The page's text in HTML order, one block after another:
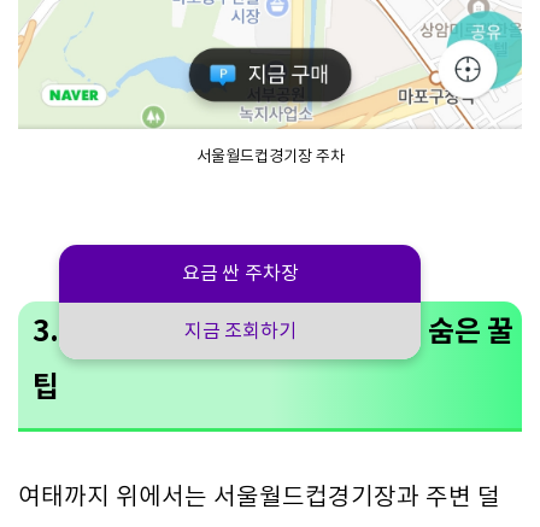
서울월드컵경기장 주차
3. 서울월드컵경기장 주차장 찾기 숨은 꿀
팁
여태까지 위에서는 서울월드컵경기장과 주변 덜
요금 싼 주차장
지금 조회하기